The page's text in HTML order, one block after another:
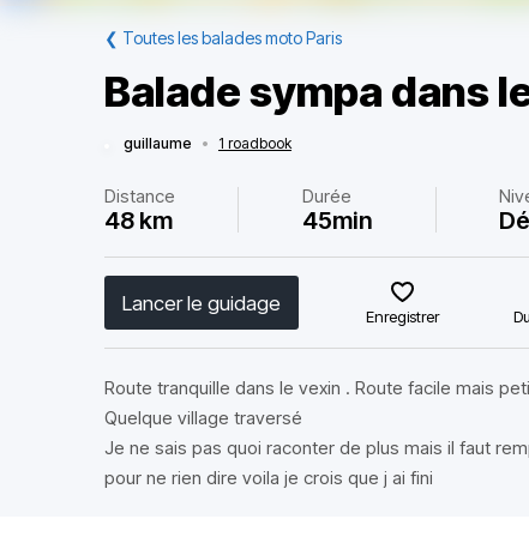
❮ Toutes les balades moto Paris
Balade sympa dans
guillaume • 1 roadbook
Distance
48 km
Durée
45min
Lancer le guidage
Enregistrer
Route tranquille dans le vexin . Route facile mais
Quelque village traversé
Je ne sais pas quoi raconter de plus mais il faut
pour ne rien dire voila je crois que j ai fini